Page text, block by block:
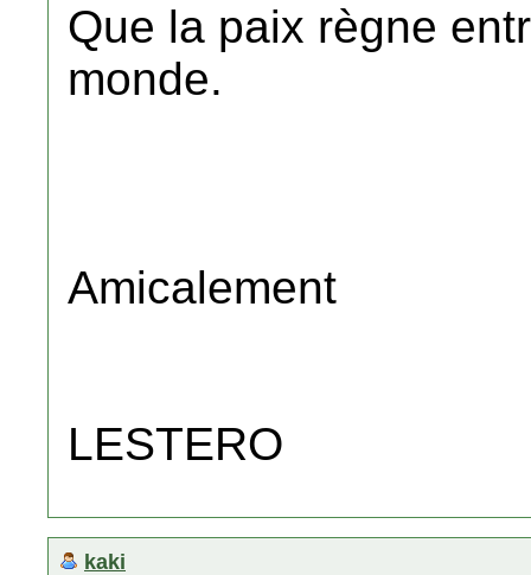
Que la paix règne
monde.
Amicalement
LESTERO
kaki